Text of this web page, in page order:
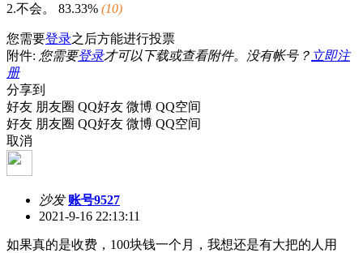
2.不会。 83.33% (10)
您需要登录之后方能进行投票
附件: 您需要登录才可以下载或查看附件。没有帐号？ 立即注
册
分享到
好友 朋友圈 QQ好友 微博 QQ空间
好友 朋友圈 QQ好友 微博 QQ空间
取消
沙发 账号9527
2021-9-16 22:13:11
如果真的是收费，100块钱一个月，我想还是有大把的人用